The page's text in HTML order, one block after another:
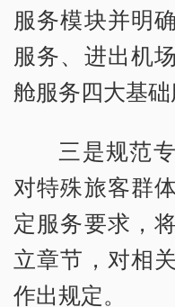
服务模块并明
服务、进出机
舱服务四大基础
三是规范
对特殊旅客群
定服务要求，
立章节，对相
作出规定。